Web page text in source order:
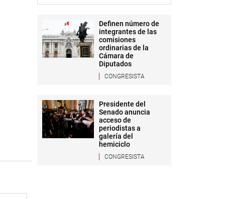
Definen número de
integrantes de las
comisiones
ordinarias de la
Cámara de
Diputados
CONGRESISTA
Presidente del
Senado anuncia
acceso de
periodistas a
galería del
hemiciclo
CONGRESISTA